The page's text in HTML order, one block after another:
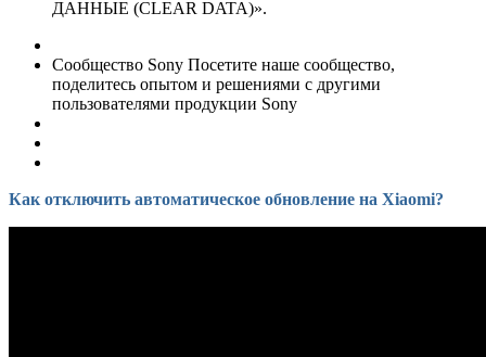
ДАННЫЕ (CLEAR DATA)».
Сообщество Sony Посетите наше сообщество,
поделитесь опытом и решениями с другими
пользователями продукции Sony
Как отключить автоматическое обновление на Xiaomi?